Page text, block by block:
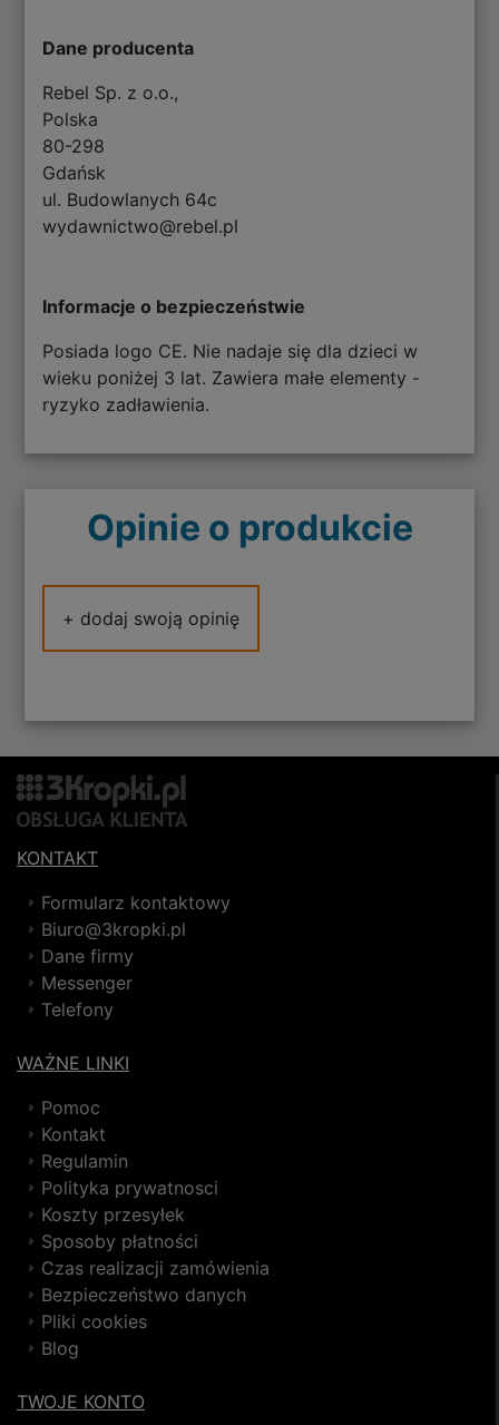
Dane producenta
Rebel Sp. z o.o.,
Polska
80-298
Gdańsk
ul. Budowlanych 64c
wydawnictwo@rebel.pl
Informacje o bezpieczeństwie
Posiada logo CE. Nie nadaje się dla dzieci w
wieku poniżej 3 lat. Zawiera małe elementy -
ryzyko zadławienia.
Opinie o produkcie
+ dodaj swoją opinię
KONTAKT
Formularz kontaktowy
Biuro@3kropki.pl
Dane firmy
Messenger
Telefony
WAŻNE LINKI
Pomoc
Kontakt
Regulamin
Polityka prywatnosci
Koszty przesyłek
Sposoby płatności
Czas realizacji zamówienia
Bezpieczeństwo danych
Pliki cookies
Blog
TWOJE KONTO